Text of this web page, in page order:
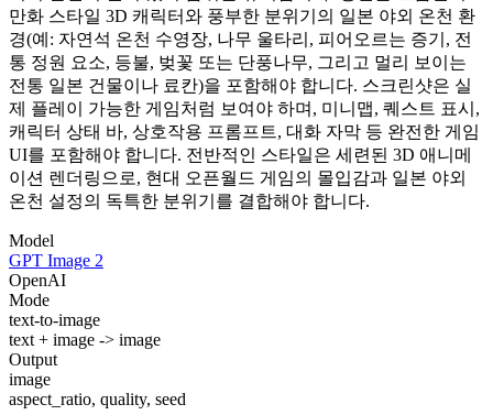
만화 스타일 3D 캐릭터와 풍부한 분위기의 일본 야외 온천 환
경(예: 자연석 온천 수영장, 나무 울타리, 피어오르는 증기, 전
통 정원 요소, 등불, 벚꽃 또는 단풍나무, 그리고 멀리 보이는
전통 일본 건물이나 료칸)을 포함해야 합니다. 스크린샷은 실
제 플레이 가능한 게임처럼 보여야 하며, 미니맵, 퀘스트 표시,
캐릭터 상태 바, 상호작용 프롬프트, 대화 자막 등 완전한 게임
UI를 포함해야 합니다. 전반적인 스타일은 세련된 3D 애니메
이션 렌더링으로, 현대 오픈월드 게임의 몰입감과 일본 야외
온천 설정의 독특한 분위기를 결합해야 합니다.
Model
GPT Image 2
OpenAI
Mode
text-to-image
text + image -> image
Output
image
aspect_ratio, quality, seed